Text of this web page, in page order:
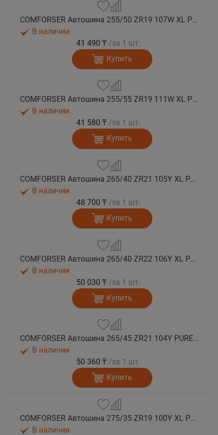
COMFORSER Автошина 255/50 ZR19 107W XL PURESPEED лето
В наличии
41 490 ₸ /за 1 шт.
Купить
COMFORSER Автошина 255/55 ZR19 111W XL PURESPEED лето
В наличии
41 580 ₸ /за 1 шт.
Купить
COMFORSER Автошина 265/40 ZR21 105Y XL PURESPEED лето
В наличии
48 700 ₸ /за 1 шт.
Купить
COMFORSER Автошина 265/40 ZR22 106Y XL PURESPEED лето
В наличии
50 030 ₸ /за 1 шт.
Купить
COMFORSER Автошина 265/45 ZR21 104Y PURESPEED лето
В наличии
50 360 ₸ /за 1 шт.
Купить
COMFORSER Автошина 275/35 ZR19 100Y XL PURESPEED лето
В наличии